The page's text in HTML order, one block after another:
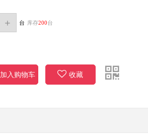
台 库存200台
加入购物车 收藏